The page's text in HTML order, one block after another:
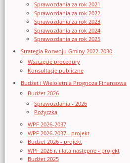
Sprawozdania za rok 2021
Sprawozdania za rok 2022
Sprawozdania za rok 2023
Sprawozdania za rok 2024
Sprawozdania za rok 2025
Strategia Rozwoju Gminy 2022-2030
Wszczęcie procedury
Konsultacje publiczne
Budżet i Wieloletnia Prognoza Finansowa
Budżet 2026
Sprawozdania - 2026
Pożyczka
WPF 2026-2037
WPF 2026-2037 - projekt
Budżet 2026 - projekt
WPF 2026 r. i lata następne - projekt
Budżet 2025